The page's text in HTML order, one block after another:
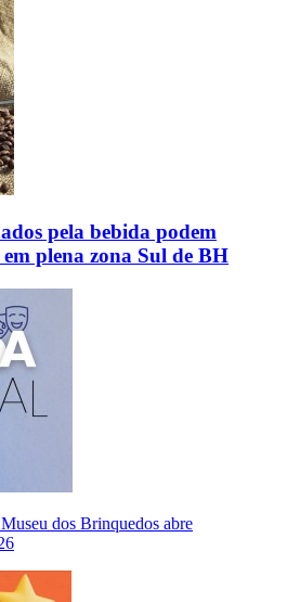
pela bebida podem
plena zona Sul de BH
dos Brinquedos abre